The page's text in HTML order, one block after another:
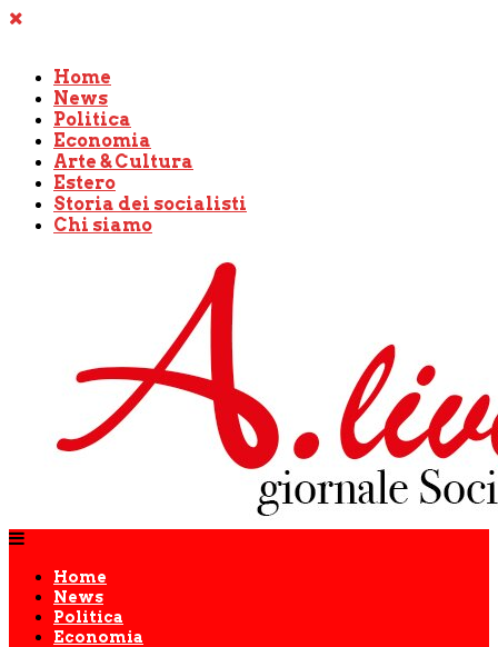
Home
News
Politica
Economia
Arte & Cultura
Estero
Storia dei socialisti
Chi siamo
Home
News
Politica
Economia